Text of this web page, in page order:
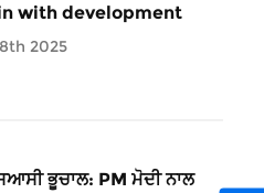
with development
2025
ਭੂਚਾਲ: PM ਮੋਦੀ ਨਾਲ